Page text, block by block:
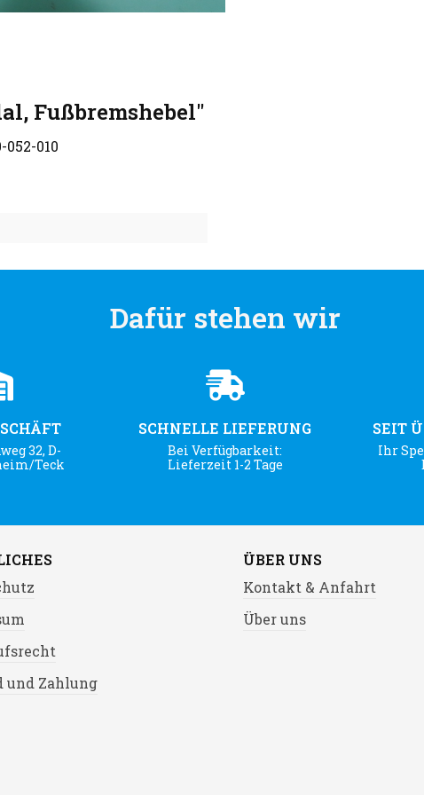
Fußbremshebel"
010
Dafür stehen wir
32, D-
Teck
SCHNELLE LIEFERUNG
Bei Verfügbarkeit:
Lieferzeit 1-2 Tage
SEIT
Ihr
und Zahlung
ÜBER UNS
Kontakt & Anfahrt
Über uns